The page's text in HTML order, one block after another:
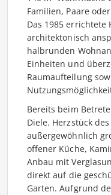
Familien, Paare
Das 1985 errichtete
architektonisch
halbrunden
Einheiten und
Raumaufteilung
Bereits beim
Diele. Herzstück
außergewöhnlich
offener Küche,
Anbau mit
direkt auf die
Garten. Aufgrund